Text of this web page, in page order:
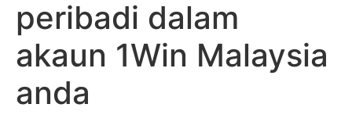
peribadi dalam
akaun 1Win Malaysia
anda